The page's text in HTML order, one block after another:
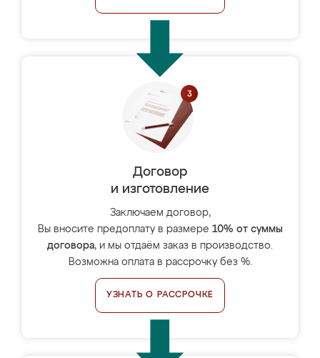
Договор
и изготовление
Заключаем договор,
Вы вносите предоплату в размере 10% от суммы
договора, и мы отдаём заказ в производство.
Возможна оплата в рассрочку без %.
УЗНАТЬ О РАССРОЧКЕ